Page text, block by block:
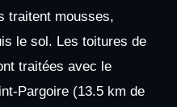
traitent mousses,
le sol. Les toitures de
traitées avec le
Pargoire (13.5 km de